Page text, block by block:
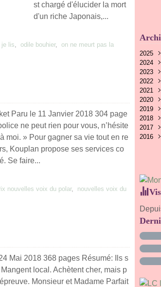
st chargé d'élucider la mort
d'un riche Japonais,...
je lis, odile bouhier, on ne meurt pas la
Paru le 11 Janvier 2018 304 page
ne peut rien pour vous, n’hésite
moi. » Pour gagner sa vie tout en re
Kouplan propose ses services co
Se faire...
nouvelles voix du polar, nouvelles voix du
Mai 2018 368 pages Résumé: Ils s
local. Achètent cher, mais p
Monsieur et Madame Parfait
2025
Août
Juin
Mai
Avril
2024
Août
Juin
Mai
Avril
2023
Août
Juin
Mai
2022
Août
2021
Août
2020
2019
Mai
2018
Juin
Mai
2017
Juin
2016